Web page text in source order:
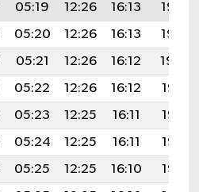
05:19 12:26 16:13
19:23
05:20 12:26 16:13
19:22
05:21 12:26 16:12
19:20
05:22 12:26 16:12
19:19
05:23 12:25 16:11
19:18
05:24 12:25 16:11
19:17
05:25 12:25 16:10
19:15